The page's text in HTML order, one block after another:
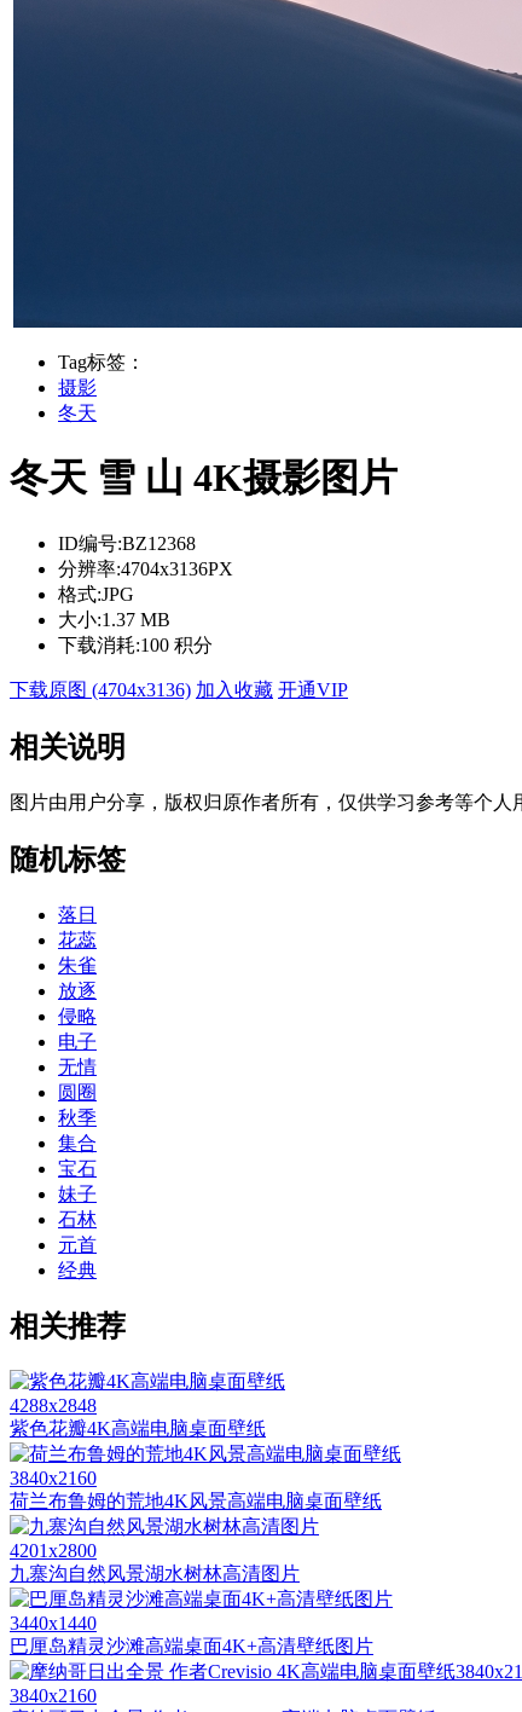
Tag标签：
摄影
冬天
冬天 雪 山 4K摄影图片
ID编号:BZ12368
分辨率:4704x3136PX
格式:JPG
大小:1.37 MB
下载消耗:100 积分
下载原图 (4704x3136) 加入收藏 开通VIP
相关说明
图片由用户分享，版权归原作者所有，仅供学习参考等个
随机标签
落日
花蕊
朱雀
放逐
侵略
电子
无情
圆圈
秋季
集合
宝石
妹子
石林
元首
经典
相关推荐
4288x2848
紫色花瓣4K高端电脑桌面壁纸
3840x2160
荷兰布鲁姆的荒地4K风景高端电脑桌面壁纸
4201x2800
九寨沟自然风景湖水树林高清图片
3440x1440
巴厘岛精灵沙滩高端桌面4K+高清壁纸图片
3840x2160